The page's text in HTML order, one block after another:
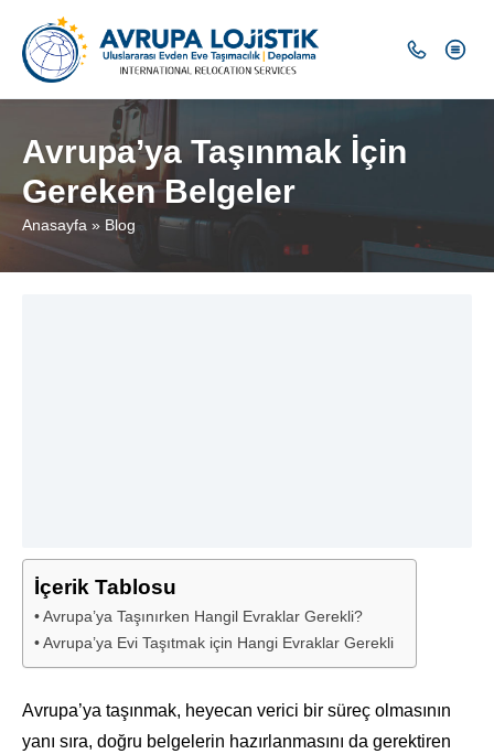
Avrupa’ya Taşınmak İçin
Gereken Belgeler
Anasayfa » Blog
İçerik Tablosu
Avrupa’ya Taşınırken Hangil Evraklar Gerekli?
Avrupa’ya Evi Taşıtmak için Hangi Evraklar Gerekli
Avrupa’ya taşınmak, heyecan verici bir süreç olmasının
yanı sıra, doğru belgelerin hazırlanmasını da gerektiren